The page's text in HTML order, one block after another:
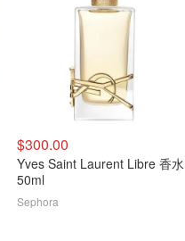
$300.00
Yves Saint Laurent Libre 香水
50ml
Sephora